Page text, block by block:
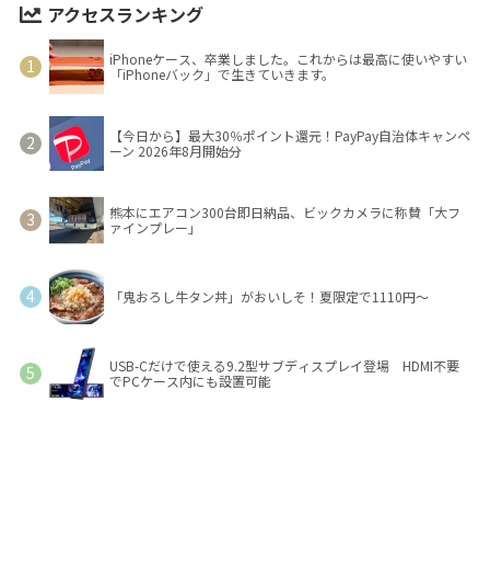
アクセスランキング
iPhoneケース、卒業しました。これからは最高に使いやすい
「iPhoneバック」で生きていきます。
【今日から】最大30％ポイント還元！PayPay自治体キャンペ
ーン 2026年8月開始分
熊本にエアコン300台即日納品、ビックカメラに称賛「大フ
ァインプレー」
「鬼おろし牛タン丼」がおいしそ！夏限定で1110円～
USB-Cだけで使える9.2型サブディスプレイ登場 HDMI不要
でPCケース内にも設置可能